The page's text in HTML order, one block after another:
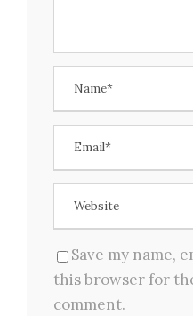
Save my name,
this browser for
comment.